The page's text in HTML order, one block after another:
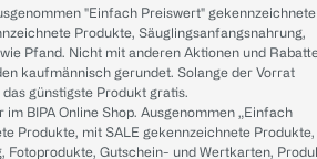
"Einfach Preiswert" gekennzeichnete
Produkte, Säuglingsanfangsnahrung,
Pfand. Nicht mit anderen Aktionen und
kaufmännisch gerundet. Solange der Vorrat
das günstigste Produkt gratis.
im BIPA Online Shop. Ausgenommen „Einfach
Produkte, mit SALE gekennzeichnete Produkte,
Fotoprodukte, Gutschein- und Wertkarten,